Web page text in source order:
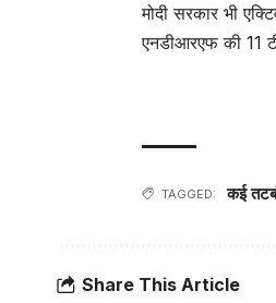
मोदी सरकार भी
एनडीआरएफ की 11
TAGGED: कई
Share This Article